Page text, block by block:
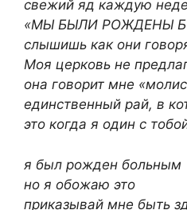
свежий яд каждую
«МЫ БЫЛИ РОЖДЕНЫ
слышишь как они
Моя церковь не
она говорит мне
единственный рай, в
это когда я один с
я был рожден больным
но я обожаю это
приказывай мне быть